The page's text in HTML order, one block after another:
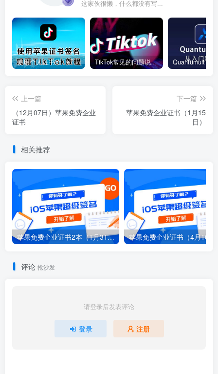
这家伙很懒，什么都没有写...
使用个人证书给TikTok签名安装(视频) TikTok常见的问题说明和解决方法
上一篇
（12月07日）苹果免费企业
证书
下一篇
苹果免费企业证书（1月15
日）
相关推荐
苹果免费企业证书2本（1月31日） 苹果免费企业证书（4月10日
评论 抢沙发
请登录后发表评论
登录 注册